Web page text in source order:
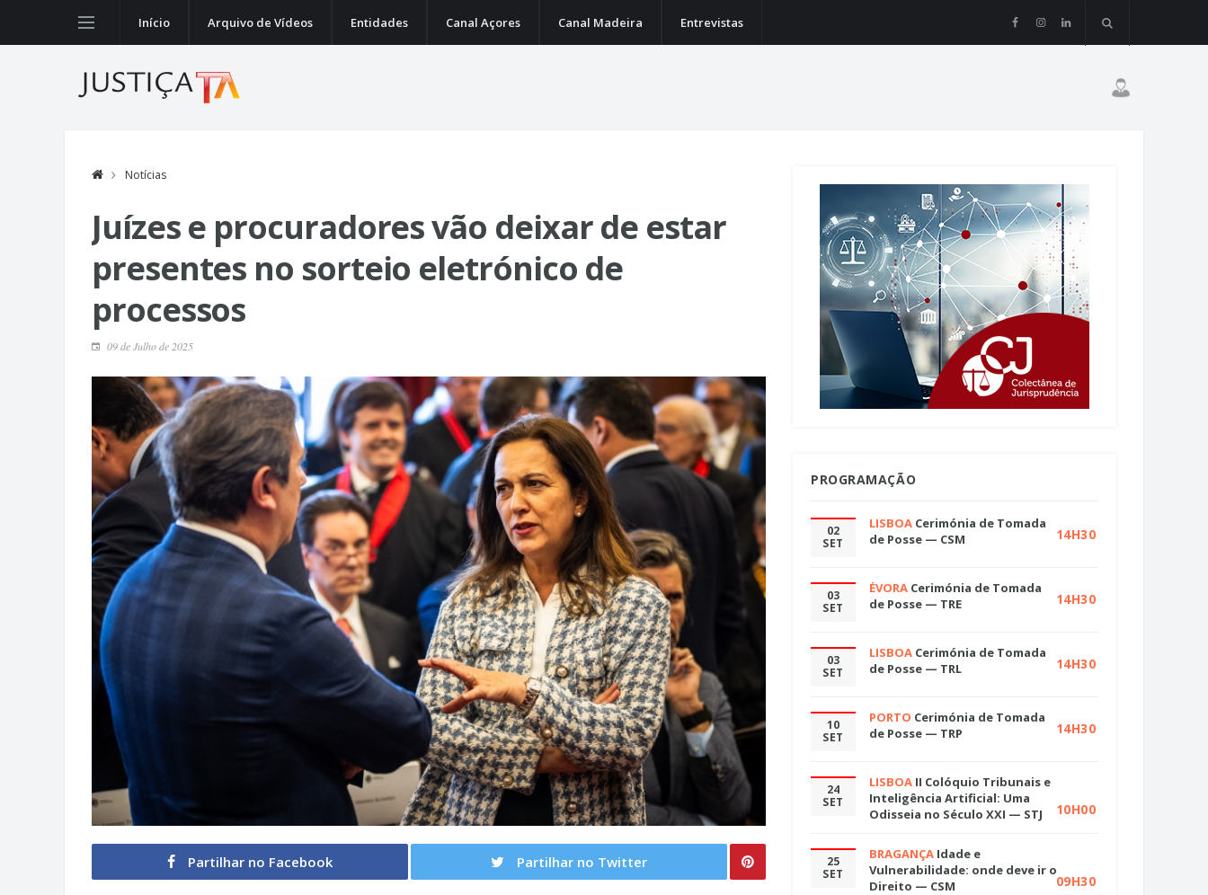
Início Arquivo de Vídeos Entidades Canal Açores Canal Madeira Entrevistas
Notícias
Juízes e procuradores vão deixar de estar
presentes no sorteio eletrónico de
processos
09 de Julho de 2025
Partilhar no Facebook Partilhar no Twitter
PROGRAMAÇÃO
02
SET
LISBOA Cerimónia de Tomada
de Posse — CSM
14H30
03
SET
ÉVORA Cerimónia de Tomada
de Posse — TRE
14H30
03
SET
LISBOA Cerimónia de Tomada
de Posse — TRL
14H30
10
SET
PORTO Cerimónia de Tomada
de Posse — TRP
14H30
24
SET
LISBOA II Colóquio Tribunais e
Inteligência Artificial: Uma
Odisseia no Século XXI — STJ
10H00
25
SET
BRAGANÇA Idade e
Vulnerabilidade: onde deve ir o
Direito — CSM
09H30